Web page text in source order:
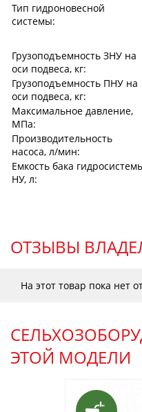
Тип гидроновесной
системы:
Грузоподъемность ЗНУ на
оси подвеса, кг:
Грузоподъемность ПНУ на
оси подвеса, кг:
Максимальное давление,
МПа:
Производительность
насоса, л/мин:
Емкость бака
НУ, л:
ОТЗЫВЫ
На этот товар пока нет
ЭТОЙ МОДЕЛИ